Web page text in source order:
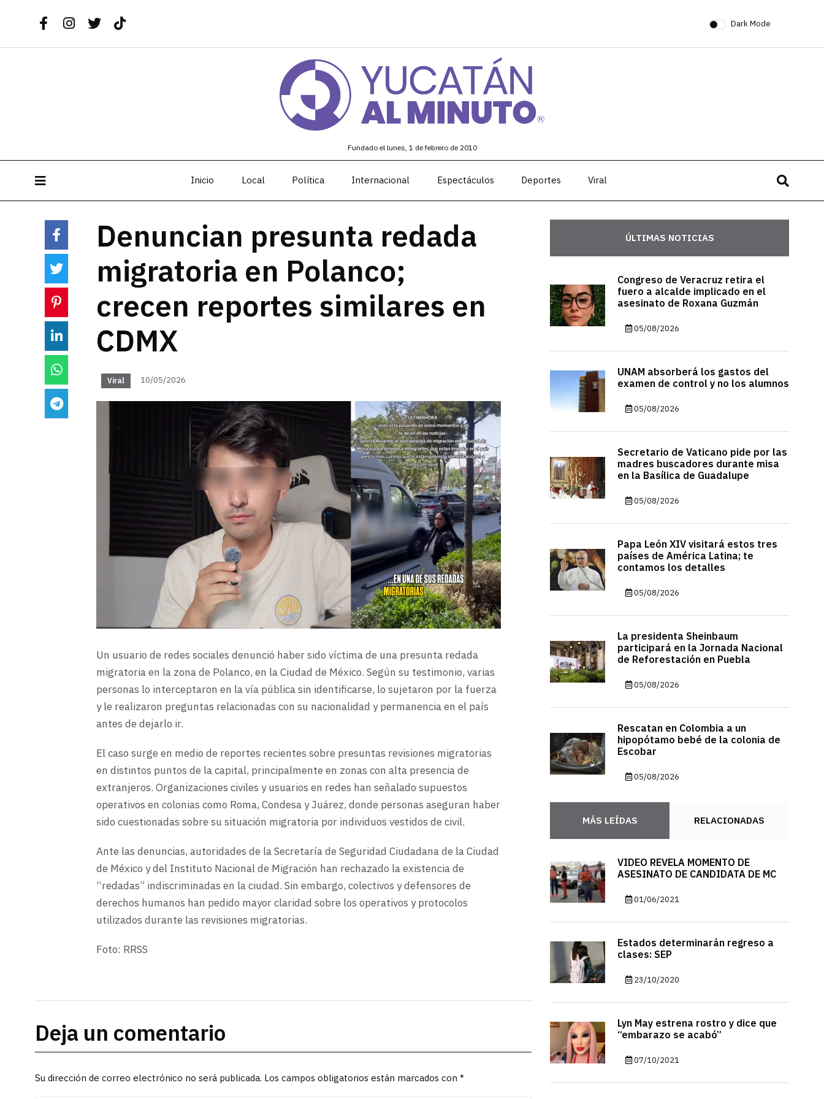
Dark Mode
Fundado el lunes, 1 de febrero de 2010
Inicio Local Política Internacional Espectáculos Deportes Viral
Denuncian presunta redada
migratoria en Polanco;
crecen reportes similares en
CDMX
Viral 10/05/2026
Un usuario de redes sociales denunció haber sido víctima de una presunta redada
migratoria en la zona de Polanco, en la Ciudad de México. Según su testimonio, varias
personas lo interceptaron en la vía pública sin identificarse, lo sujetaron por la fuerza
y le realizaron preguntas relacionadas con su nacionalidad y permanencia en el país
antes de dejarlo ir.
El caso surge en medio de reportes recientes sobre presuntas revisiones migratorias
en distintos puntos de la capital, principalmente en zonas con alta presencia de
extranjeros. Organizaciones civiles y usuarios en redes han señalado supuestos
operativos en colonias como Roma, Condesa y Juárez, donde personas aseguran haber
sido cuestionadas sobre su situación migratoria por individuos vestidos de civil.
Ante las denuncias, autoridades de la Secretaría de Seguridad Ciudadana de la Ciudad
de México y del Instituto Nacional de Migración han rechazado la existencia de
“redadas” indiscriminadas en la ciudad. Sin embargo, colectivos y defensores de
derechos humanos han pedido mayor claridad sobre los operativos y protocolos
utilizados durante las revisiones migratorias.
Foto: RRSS
Deja un comentario
Su dirección de correo electrónico no será publicada. Los campos obligatorios están marcados con *
ÚLTIMAS NOTICIAS
Congreso de Veracruz retira el
fuero a alcalde implicado en el
asesinato de Roxana Guzmán
05/08/2026
UNAM absorberá los gastos del
examen de control y no los alumnos
05/08/2026
Secretario de Vaticano pide por las
madres buscadores durante misa
en la Basílica de Guadalupe
05/08/2026
Papa León XIV visitará estos tres
países de América Latina; te
contamos los detalles
05/08/2026
La presidenta Sheinbaum
participará en la Jornada Nacional
de Reforestación en Puebla
05/08/2026
Rescatan en Colombia a un
hipopótamo bebé de la colonia de
Escobar
05/08/2026
MÁS LEÍDAS RELACIONADAS
VIDEO REVELA MOMENTO DE
ASESINATO DE CANDIDATA DE MC
01/06/2021
Estados determinarán regreso a
clases: SEP
23/10/2020
Lyn May estrena rostro y dice que
“embarazo se acabó”
07/10/2021